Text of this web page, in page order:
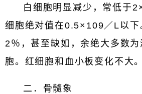
白细胞明显减少，常低于
细胞绝对值在0.5×109／L以下
2％，甚至缺如，余绝大多数
胞。红细胞和血小板变化不大。
二．骨髓象